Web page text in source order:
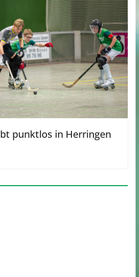
punktlos in Herringen